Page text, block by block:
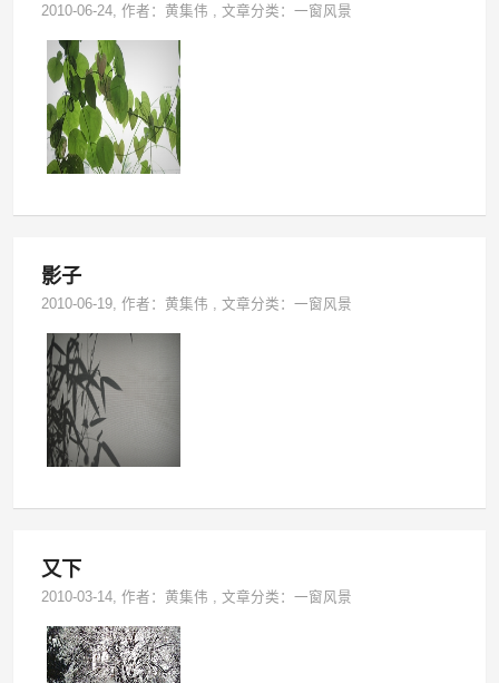
2010-06-24, 作者：黄集伟 ,文章分类：一窗风景
影子
2010-06-19, 作者：黄集伟 ,文章分类：一窗风景
又下
2010-03-14, 作者：黄集伟 ,文章分类：一窗风景